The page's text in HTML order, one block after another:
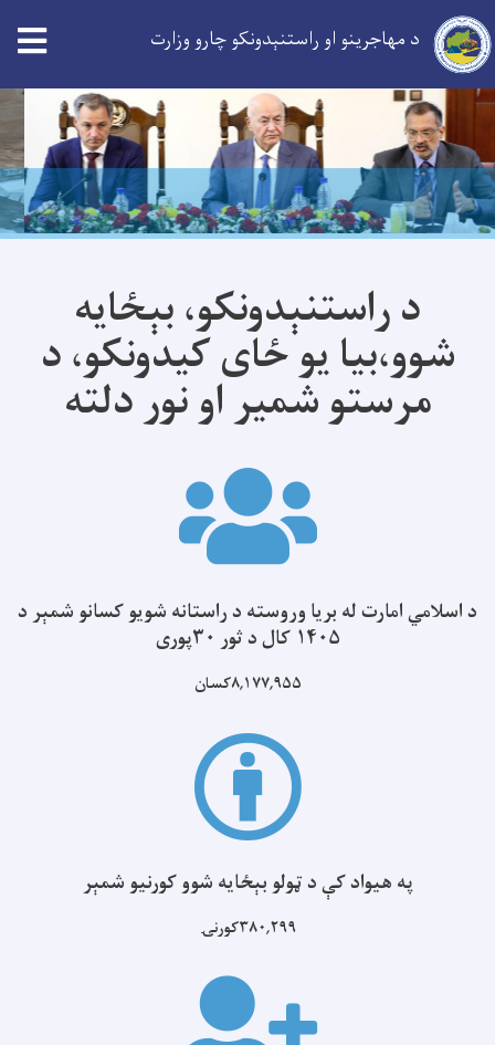
Skip
to
main
content
د مهاجرینو او راستنېدونکو چارو وزارت
د راستنېدونکو، بېځايه
شوو،بیا یو ځای کيدونکو، د
مرستو شمير او نور دلته
د اسلامي امارت له بریا وروسته د راستانه شویو کسانو شمېر د
۱۴۰۵ کال د ثور ۳۰پوری
۸,۱۷۷,۹۵۵کسان
په هیواد کې د ټولو بېځایه شوو کورنیو شمېر
۳۸۰,۲۹۹کورنۍ